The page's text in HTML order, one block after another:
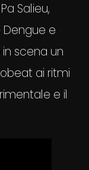
Salieu,
Dengue e
scena un
ai ritmi
e il